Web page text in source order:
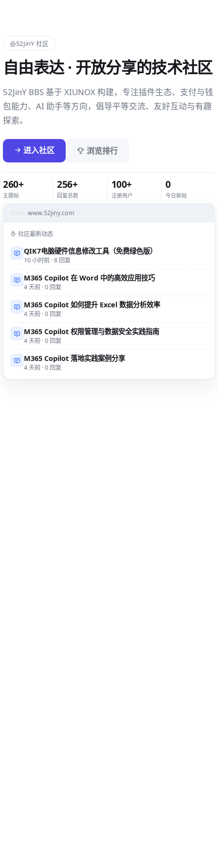
52JinY 社区
自由表达 · 开放分享的技术社区
52JinY BBS 基于 XIUNOX 构建，专注插件生态、支付与钱
包能力、AI 助手等方向，倡导平等交流、友好互动与有趣
探索。
进入社区 浏览排行
260+
主题帖
256+
回复总数
100+
注册用户
0
今日新帖
www.52jiny.com
社区最新动态
QIK7电脑硬件信息修改工具（免费绿色版）
10 小时前 · 8 回复
M365 Copilot 在 Word 中的高效应用技巧
4 天前 · 0 回复
M365 Copilot 如何提升 Excel 数据分析效率
4 天前 · 0 回复
M365 Copilot 权限管理与数据安全实践指南
4 天前 · 0 回复
M365 Copilot 落地实践案例分享
4 天前 · 0 回复